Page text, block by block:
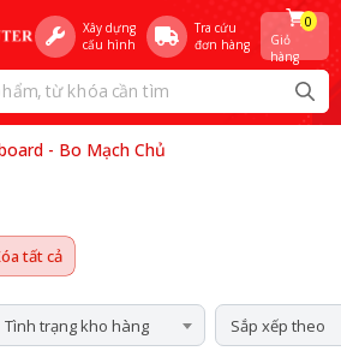
Xây dựng
cấu hình
Tra cứu
đơn hàng
Giỏ
hàng
0
- Bo Mạch Chủ
tất cả
Tình trạng kho hàng Sắp xếp theo